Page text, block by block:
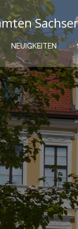
NEUIGKEITEN